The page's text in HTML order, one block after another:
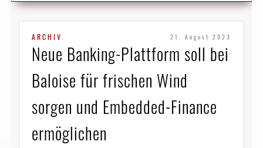
ARCHIV 21. August 2023
Neue Banking-Plattform soll bei
Baloise für frischen Wind
sorgen und Embedded-Finance
ermöglichen